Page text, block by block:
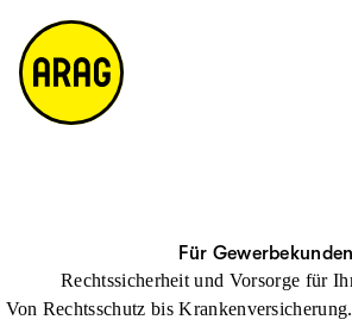
m
a
p
Für Gewerbekunden
Rechtssicherheit und Vorsorge für
Von Rechtsschutz bis